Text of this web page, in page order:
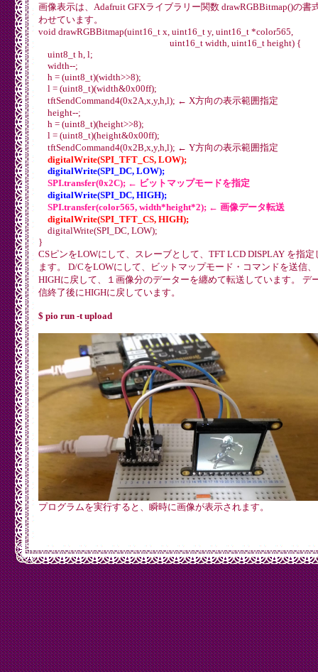
		delay(500);                  // VDD goes high at start, pause for 500 ms
		digitalWrite(SPI_RST, LOW);  // Bring reset low
		delay(100);                  // Wait 100 ms
		digitalWrite(SPI_RST, HIGH); // Bring out of reset
	}
	// --- SOFT Ware Reset
	tftSendCommand(0x01) ;       // SOFTWARE RESET
	delay(50);
	// --- Initial Comands
	tftSendCommand(0x28) ;            // Display OFF
	delay(500);
	tftSendCommand(0x11) ;            // Sleep Out
	delay(500);
	tftSendCommand1(0x3A,0x05) ;      // 16Bit Pixel Mode
	delay(10);
	tftSendCommand1(0x36,B00000000) ; // MX MY MV ML RGB MH x x:縦向き１
	tftSendCommand2(0xB6,0x15,0x02) ; // フレームレート設定
	tftSendCommand(0x13) ;            // Nomal Display Mode
	tftSendCommand(0x21) ;            // Display Inversion Off
	tftSendCommand(0x29) ;            // Display ON
	// tftSendCommand1(0x36,B10100000);// MX MY MV ML RGB MH x x:横向き１
	// tftSendCommand1(0x36,B01100000); // MX MY MV ML RGB MH x x：横向き２
	// tftSendCommand1(0x36,B00000000); // MX MY MV ML RGB MH x x：縦向き１
	tftSendCommand1(0x36,B11000000); // MX MY MV ML RGB MH x x：縦向き２
	dispStartLine(80);
uint16_t swap16(uint8_t *pt) {
	uint16_t ret;
	ret  = *pt;
	ret |= (*(pt+1)<<8)&0xff00;
	return ret;
}
boolean TGA2Pixel(const unsigned char *data, const
	FILE        *stream;
	TGA_HEADER  header;
	if (fread(&header,sizeof(TGA_HEADER),1,stream)>0) {
		img->Width  = swap16(header.width);
		img->Height = swap16(header.height);
	}
	long pos = 0;
	while(fread(&BGRs[pos],3,1,stream)) pos++;
	fclose(stream);
	return true;
}
void setup() {
	uint16_t rgb565;
画像表示は、Adafruit GFXライブラリー関数 drawRGBBitmap()の書
わせています。
void drawRGBBitmap(uint16_t x, uint16_t y, uint16_t *color565,
uint16_t width, uint16_t height) {
uint8_t h, l;
width--;
h = (uint8_t)(width>>8);
l = (uint8_t)(width&0x00ff);
tftSendCommand4(0x2A,x,y,h,l); ← X方向の表示範囲指定
height--;
h = (uint8_t)(height>>8);
l = (uint8_t)(height&0x00ff);
tftSendCommand4(0x2B,x,y,h,l); ← Y方向の表示範囲指定
digitalWrite(SPI_TFT_CS, LOW);
digitalWrite(SPI_DC, LOW);
SPI.transfer(0x2C); ← ビットマップモードを指定
digitalWrite(SPI_DC, HIGH);
SPI.transfer(color565, width*height*2); ← 画像データ転送
digitalWrite(SPI_TFT_CS, HIGH);
digitalWrite(SPI_DC, LOW);
}
CSピンをLOWにして、スレーブとして、TFT LCD DISPLAY を指定
ます。 D/CをLOWにして、ビットマップモード・コマンドを送信
HIGHに戻して、１画像分のデーターを纏めて転送しています。 デ
信終了後にHIGHに戻しています。
$ pio run -t upload
プログラムを実行すると、瞬時に画像が表示されます。